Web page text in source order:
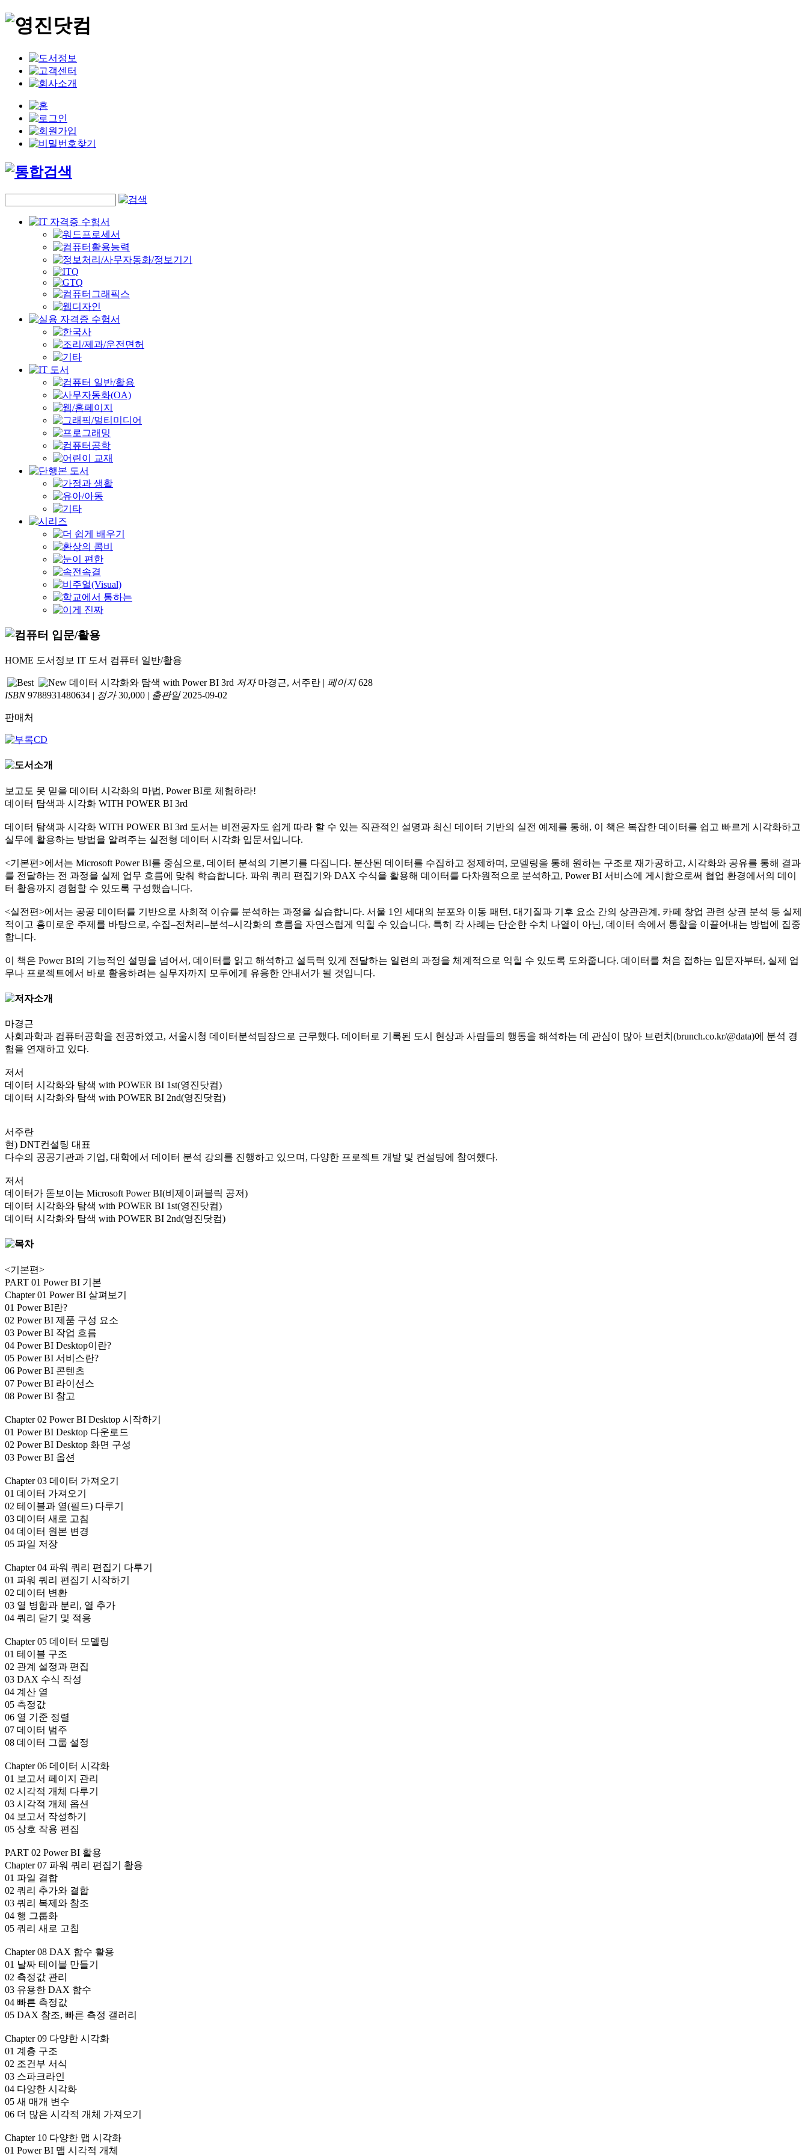
HOME 도서정보 IT 도서 컴퓨터 일반/활용
데이터 시각화와 탐색 with Power BI 3rd 저자마경근, 서주란 | 페이지628
ISBN9788931480634 | 정가30,000 | 출판일2025-09-02
판매처
보고도 못 믿을 데이터 시각화의 마법, Power BI로 체험하라!
데이터 탐색과 시각화 WITH POWER BI 3rd
데이터 탐색과 시각화 WITH POWER BI 3rd 도서는 비전공자도 쉽게 따라 할 수 있는 직관적인 설명과 최신 데이터 기반의 실전 예제를 통해, 이 책은 복잡한 데이터를 쉽고 빠르게 시각화하고
실무에 활용하는 방법을 알려주는 실전형 데이터 시각화 입문서입니다.
<기본편>에서는 Microsoft Power BI를 중심으로, 데이터 분석의 기본기를 다집니다. 분산된 데이터를 수집하고 정제하며, 모델링을 통해 원하는 구조로 재가공하고, 시각화와 공유를 통해 결과
를 전달하는 전 과정을 실제 업무 흐름에 맞춰 학습합니다. 파워 쿼리 편집기와 DAX 수식을 활용해 데이터를 다차원적으로 분석하고, Power BI 서비스에 게시함으로써 협업 환경에서의 데이
터 활용까지 경험할 수 있도록 구성했습니다.
<실전편>에서는 공공 데이터를 기반으로 사회적 이슈를 분석하는 과정을 실습합니다. 서울 1인 세대의 분포와 이동 패턴, 대기질과 기후 요소 간의 상관관계, 카페 창업 관련 상권 분석 등 실제
적이고 흥미로운 주제를 바탕으로, 수집–전처리–분석–시각화의 흐름을 자연스럽게 익힐 수 있습니다. 특히 각 사례는 단순한 수치 나열이 아닌, 데이터 속에서 통찰을 이끌어내는 방법에 집중
합니다.
이 책은 Power BI의 기능적인 설명을 넘어서, 데이터를 읽고 해석하고 설득력 있게 전달하는 일련의 과정을 체계적으로 익힐 수 있도록 도와줍니다. 데이터를 처음 접하는 입문자부터, 실제 업
무나 프로젝트에서 바로 활용하려는 실무자까지 모두에게 유용한 안내서가 될 것입니다.
마경근
사회과학과 컴퓨터공학을 전공하였고, 서울시청 데이터분석팀장으로 근무했다. 데이터로 기록된 도시 현상과 사람들의 행동을 해석하는 데 관심이 많아 브런치(brunch.co.kr/@data)에 분석 경
험을 연재하고 있다.
저서
데이터 시각화와 탐색 with POWER BI 1st(영진닷컴)
데이터 시각화와 탐색 with POWER BI 2nd(영진닷컴)
서주란
현) DNT컨설팅 대표
다수의 공공기관과 기업, 대학에서 데이터 분석 강의를 진행하고 있으며, 다양한 프로젝트 개발 및 컨설팅에 참여했다.
저서
데이터가 돋보이는 Microsoft Power BI(비제이퍼블릭 공저)
데이터 시각화와 탐색 with POWER BI 1st(영진닷컴)
데이터 시각화와 탐색 with POWER BI 2nd(영진닷컴)
<기본편>
PART 01 Power BI 기본
Chapter 01 Power BI 살펴보기
01 Power BI란?
02 Power BI 제품 구성 요소
03 Power BI 작업 흐름
04 Power BI Desktop이란?
05 Power BI 서비스란?
06 Power BI 콘텐츠
07 Power BI 라이선스
08 Power BI 참고
Chapter 02 Power BI Desktop 시작하기
01 Power BI Desktop 다운로드
02 Power BI Desktop 화면 구성
03 Power BI 옵션
Chapter 03 데이터 가져오기
01 데이터 가져오기
02 테이블과 열(필드) 다루기
03 데이터 새로 고침
04 데이터 원본 변경
05 파일 저장
Chapter 04 파워 쿼리 편집기 다루기
01 파워 쿼리 편집기 시작하기
02 데이터 변환
03 열 병합과 분리, 열 추가
04 쿼리 닫기 및 적용
Chapter 05 데이터 모델링
01 테이블 구조
02 관계 설정과 편집
03 DAX 수식 작성
04 계산 열
05 측정값
06 열 기준 정렬
07 데이터 범주
08 데이터 그룹 설정
Chapter 06 데이터 시각화
01 보고서 페이지 관리
02 시각적 개체 다루기
03 시각적 개체 옵션
04 보고서 작성하기
05 상호 작용 편집
PART 02 Power BI 활용
Chapter 07 파워 쿼리 편집기 활용
01 파일 결합
02 쿼리 추가와 결합
03 쿼리 복제와 참조
04 행 그룹화
05 쿼리 새로 고침
Chapter 08 DAX 함수 활용
01 날짜 테이블 만들기
02 측정값 관리
03 유용한 DAX 함수
04 빠른 측정값
05 DAX 참조, 빠른 측정 갤러리
Chapter 09 다양한 시각화
01 계층 구조
02 조건부 서식
03 스파크라인
04 다양한 시각화
05 새 매개 변수
06 더 많은 시각적 개체 가져오기
Chapter 10 다양한 맵 시각화
01 Power BI 맵 시각적 개체